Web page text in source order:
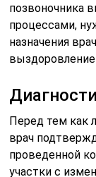
позвоночника
процессами,
назначения
выздоровление
Перед тем как
врач
проведенной
участки с